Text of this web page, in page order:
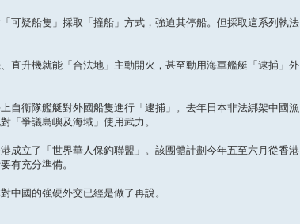
可疑船隻」採取「撞船」方式，強迫其停船。但採取這系列執法
直升機就能「合法地」主動開火，甚至動用海軍艦艇「逮捕」外
自衞隊艦艇對外國船隻進行「逮捕」。去年日本非法綁架中國漁
「爭議島嶼及海域」使用武力。
成立了「世界華人保釣聯盟」。該團體計劃今年五至六月從香港
有充分準備。
中國的強硬外交已經是做了再說。